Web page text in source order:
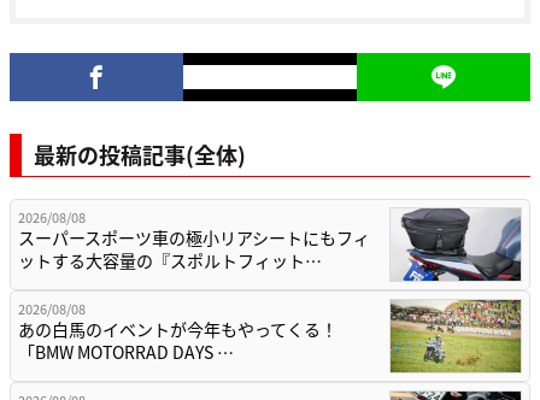
最新の投稿記事(全体)
2026/08/08
スーパースポーツ車の極小リアシートにもフィ
ットする大容量の『スポルトフィット…
2026/08/08
あの白馬のイベントが今年もやってくる！
「BMW MOTORRAD DAYS …